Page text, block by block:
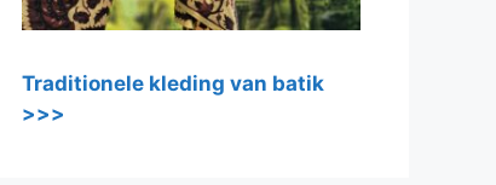
Traditionele kleding van batik
>>>